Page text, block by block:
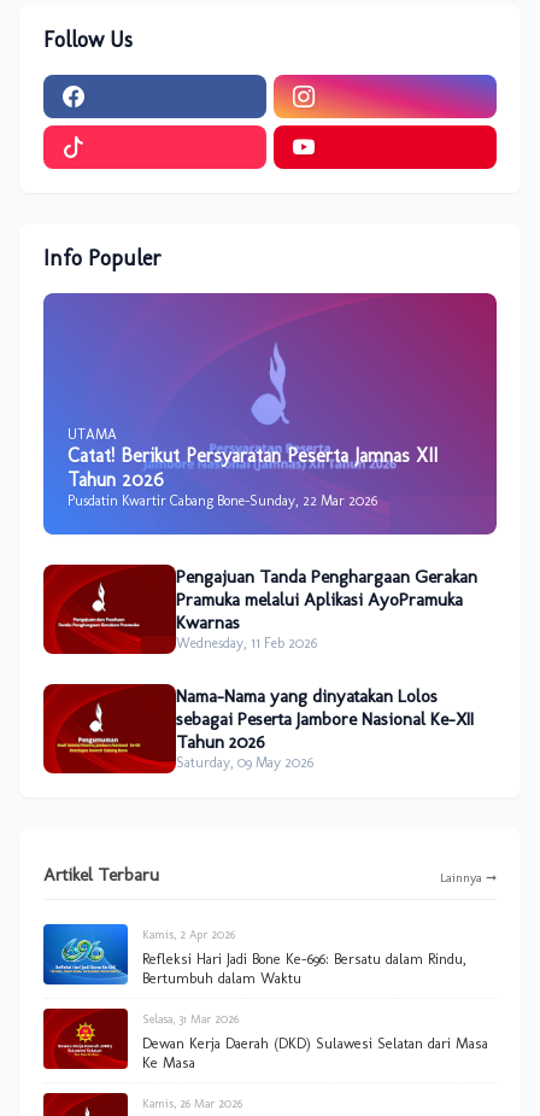
Follow Us
Info Populer
UTAMA
Catat! Berikut Persyaratan Peserta Jamnas XII
Tahun 2026
Pusdatin Kwartir Cabang Bone-Sunday, 22 Mar 2026
Pengajuan Tanda Penghargaan Gerakan
Pramuka melalui Aplikasi AyoPramuka
Kwarnas
Wednesday, 11 Feb 2026
Nama-Nama yang dinyatakan Lolos
sebagai Peserta Jambore Nasional Ke-XII
Tahun 2026
Saturday, 09 May 2026
Artikel Terbaru Lainnya ➞
Kamis, 2 Apr 2026
Refleksi Hari Jadi Bone Ke-696: Bersatu dalam Rindu,
Bertumbuh dalam Waktu
Selasa, 31 Mar 2026
Dewan Kerja Daerah (DKD) Sulawesi Selatan dari Masa
Ke Masa
Kamis, 26 Mar 2026